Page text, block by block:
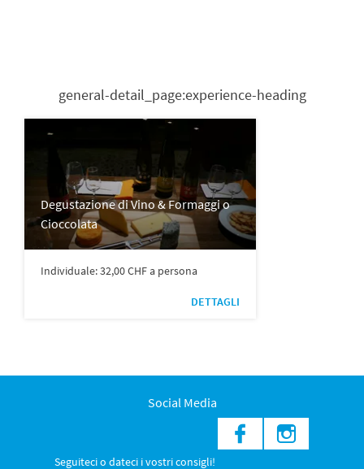
general-detail_page:experience-heading
Degustazione di Vino & Formaggi o
Cioccolata
Individuale: 32,00 CHF a persona
DETTAGLI
Social Media
Seguiteci o dateci i vostri consigli!